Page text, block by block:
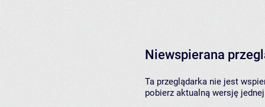
Niewspierana
Ta przeglądarka nie jest
pobierz aktualną wersję